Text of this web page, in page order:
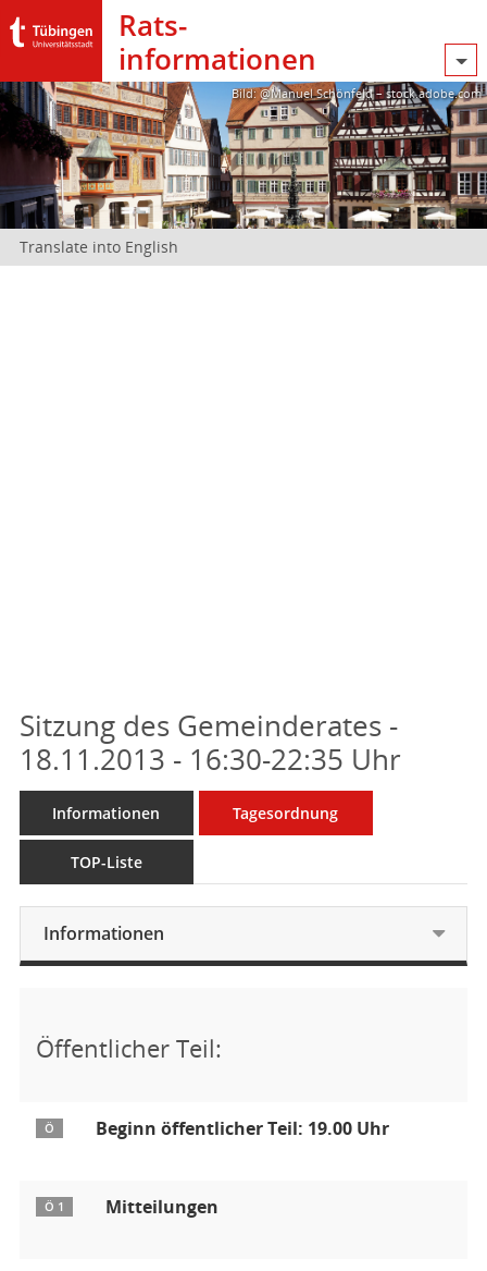
Rats­
informationen
Bild: @Manuel Schönfeld – stock.adobe.com
Translate into English
Sitzung des Gemeinderates -
18.11.2013 - 16:30-22:35 Uhr
Informationen Tagesordnung
TOP-Liste
Informationen
Öffentlicher Teil:
Ö Beginn öffentlicher Teil: 19.00 Uhr
Ö 1 Mitteilungen